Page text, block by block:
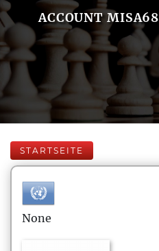
ACCOUNT MISA68
STARTSEITE
None